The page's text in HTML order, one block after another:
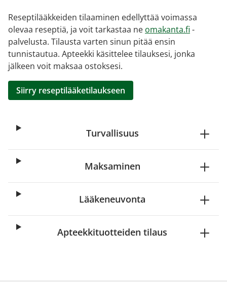
Reseptilääkkeiden tilaaminen edellyttää voimassa
olevaa reseptiä, ja voit tarkastaa ne omakanta.fi -
palvelusta. Tilausta varten sinun pitää ensin
tunnistautua. Apteekki käsittelee tilauksesi, jonka
jälkeen voit maksaa ostoksesi.
Siirry reseptilääketilaukseen
Turvallisuus
Maksaminen
Lääkeneuvonta
Apteekkituotteiden tilaus